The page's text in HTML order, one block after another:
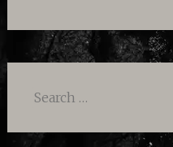
Search